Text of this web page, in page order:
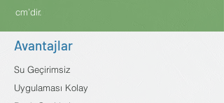
cm’dir.
Su Geçirimsiz
Uygulaması Kolay
Avantajlar